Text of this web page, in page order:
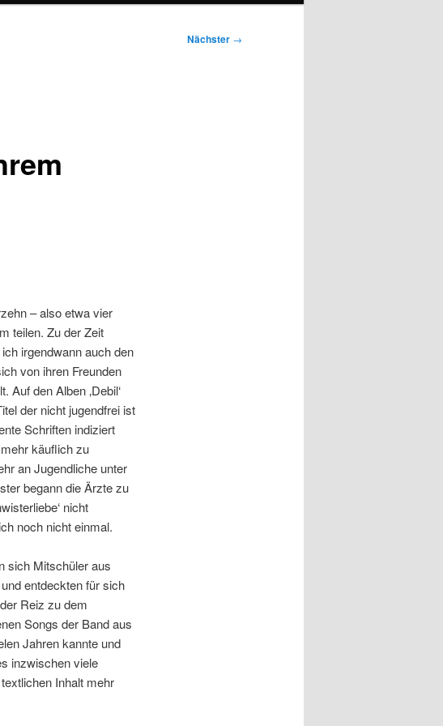
Nächster →
– also etwa vier
teilen. Zu der Zeit
irgendwann auch den
von ihren Freunden
Auf den Alben ‚Debil‘
der nicht jugendfrei ist
Schriften indiziert
käuflich zu
an Jugendliche unter
begann die Ärzte zu
nicht
noch nicht einmal.
sich Mitschüler aus
entdeckten für sich
Reiz zu dem
Songs der Band aus
Jahren kannte und
inzwischen viele
Inhalt mehr